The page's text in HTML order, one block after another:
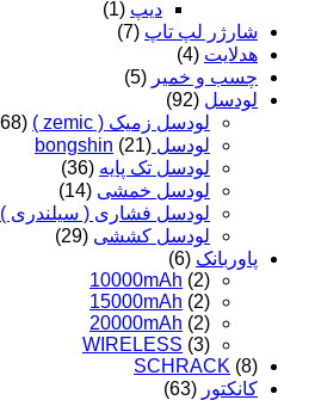
دیپ (1)
شارژر لپ تاپ (7)
هدلایت (4)
چسب و خمیر (5)
لودسل (92)
لودسل زمیک ( zemic )
(68)
لودسل bongshin (21)
لودسل تک پایه (36)
لودسل خمشی (14)
لودسل فشاری ( سیلندری )
لودسل کششی (29)
پاوربانک (6)
10000mAh (2)
15000mAh (2)
20000mAh (2)
WIRELESS (3)
SCHRACK (8)
کانکتور (63)